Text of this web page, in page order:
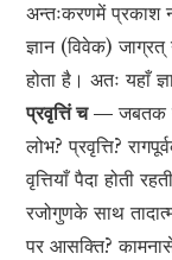
अन्तःकरणमें प्रकाश
ज्ञान (विवेक)
होता है। अतः यहाँ
प्रवृत्तिं च —जबतक
लोभ? प्रवृत्ति?
वृत्तियाँ पैदा होती
रजोगुणके साथ
पर आसक्ति?